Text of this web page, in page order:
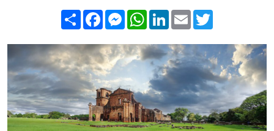
Compartilhar
FacebookMessenger
WhatsApp
LinkedIn
Email